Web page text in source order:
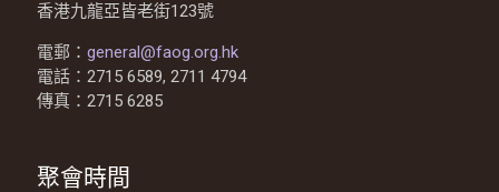
香港九龍亞皆老街123號
電郵： general@faog.org.hk
電話：2715 6589, 2711 4794
傳真：2715 6285
聚會時間